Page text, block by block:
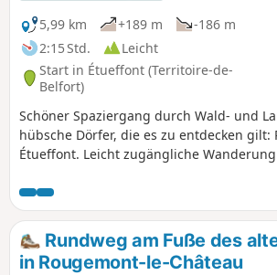
5,99 km
+189 m
-186 m
2:15 Std.
Leicht
Start in Étueffont (Territoire-de-
Belfort)
Schöner Spaziergang durch Wald- und
hübsche Dörfer, die es zu entdecken gilt:
Étueffont. Leicht zugängliche
einem „Grünen Ring“ markiert.
Rundweg am Fuße des
in Rougemont-le-Château